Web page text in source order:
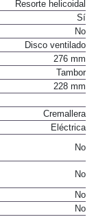
Resorte helicoidal
Sí
No
Disco ventilado
276 mm
Tambor
228 mm
Cremallera
Eléctrica
No
No
No
No